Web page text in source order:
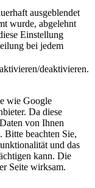
ausgeblendet
wurde, abgelehnt
Einstellung
bei jedem
deaktivieren.
wie Google
Da diese
von Ihnen
Bitte beachten Sie,
und das
kann. Die
Seite wirksam.